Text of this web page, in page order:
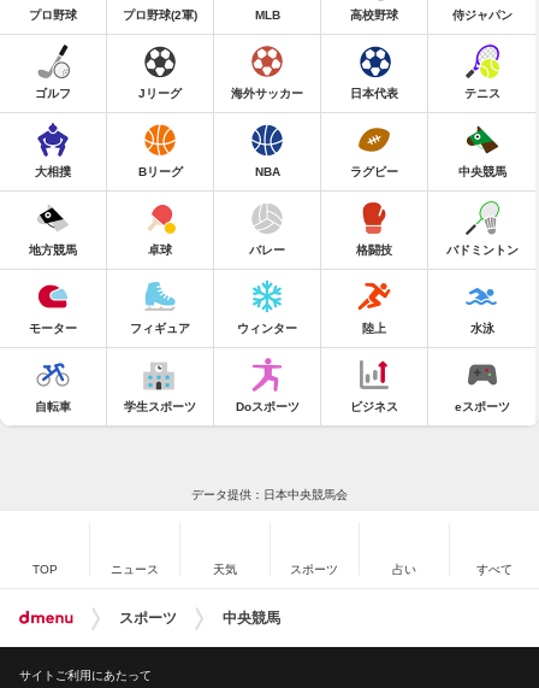
プロ野球 プロ野球(2軍) MLB 高校野球 侍ジャパン
ゴルフ Jリーグ 海外サッカー 日本代表 テニス
大相撲 Bリーグ NBA ラグビー 中央競馬
地方競馬 卓球 バレー 格闘技 バドミントン
モーター フィギュア ウィンター 陸上 水泳
自転車 学生スポーツ Doスポーツ ビジネス eスポーツ
データ提供：日本中央競馬会
TOP ニュース 天気 スポーツ 占い すべて
スポーツ 中央競馬
サイトご利用にあたって